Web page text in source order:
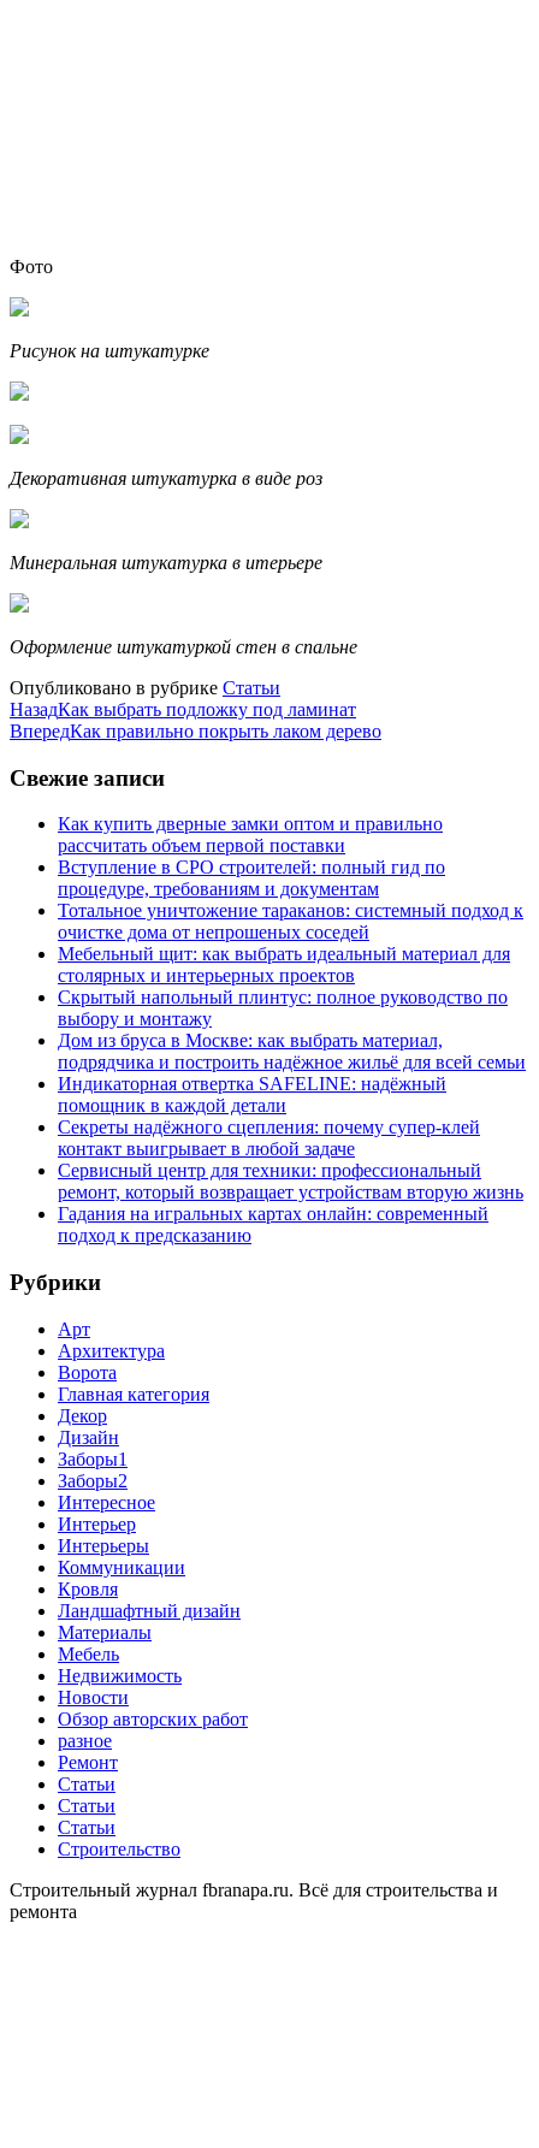
Фото
Рисунок на штукатурке
Декоративная штукатурка в виде роз
Минеральная штукатурка в итерьере
Оформление штукатуркой стен в спальне
Опубликовано в рубрике Статьи
НазадКак выбрать подложку под ламинат
ВпередКак правильно покрыть лаком дерево
Свежие записи
Как купить дверные замки оптом и правильно
рассчитать объем первой поставки
Вступление в СРО строителей: полный гид по
процедуре, требованиям и документам
Тотальное уничтожение тараканов: системный подход к
очистке дома от непрошеных соседей
Мебельный щит: как выбрать идеальный материал для
столярных и интерьерных проектов
Скрытый напольный плинтус: полное руководство по
выбору и монтажу
Дом из бруса в Москве: как выбрать материал,
подрядчика и построить надёжное жильё для всей семьи
Индикаторная отвертка SAFELINE: надёжный
помощник в каждой детали
Секреты надёжного сцепления: почему супер‑клей
контакт выигрывает в любой задаче
Сервисный центр для техники: профессиональный
ремонт, который возвращает устройствам вторую жизнь
Гадания на игральных картах онлайн: современный
подход к предсказанию
Рубрики
Арт
Архитектура
Ворота
Главная категория
Декор
Дизайн
Заборы1
Заборы2
Интересное
Интерьер
Интерьеры
Коммуникации
Кровля
Ландшафтный дизайн
Материалы
Мебель
Недвижимость
Новости
Обзор авторских работ
разное
Ремонт
Статьи
Статьи
Статьи
Строительство
Строительный журнал fbranapa.ru. Всё для строительства и
ремонта